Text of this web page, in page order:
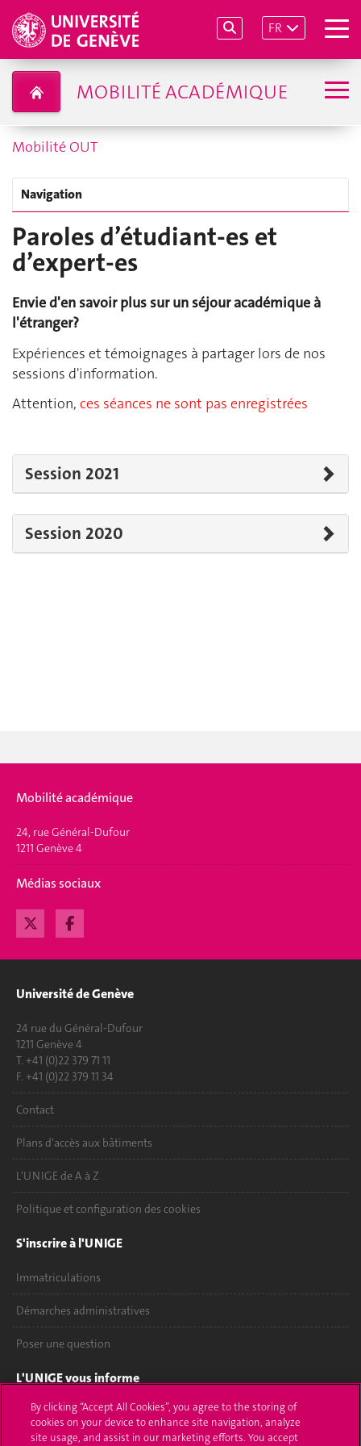
FR
MOBILITÉ ACADÉMIQUE
Mobilité OUT
Navigation
Paroles d’étudiant-es et
d’expert-es
Envie d'en savoir plus sur un séjour académique à
l'étranger?
Expériences et témoignages à partager lors de nos
sessions d'information.
Attention, ces séances ne sont pas enregistrées
Session 2021
Session 2020
Mobilité académique
24, rue Général-Dufour
1211 Genève 4
Médias sociaux
Université de Genève
24 rue du Général-Dufour
1211 Genève 4
T. +41 (0)22 379 71 11
F. +41 (0)22 379 11 34
Contact
Plans d'accès aux bâtiments
L'UNIGE de A à Z
Politique et configuration des cookies
S'inscrire à l'UNIGE
Immatriculations
Démarches administratives
Poser une question
L'UNIGE vous informe
UNIGE Mobile
By clicking “Accept All Cookies”, you agree to the storing of
cookies on your device to enhance site navigation, analyze
site usage, and assist in our marketing efforts. You accept